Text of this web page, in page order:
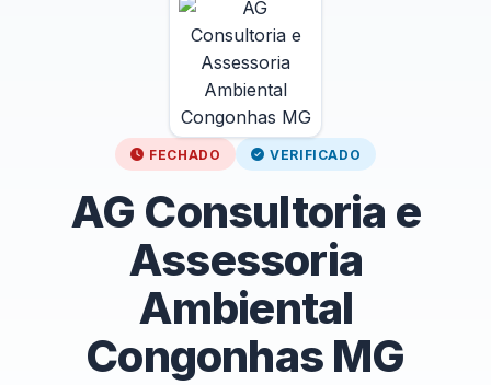
FECHADO VERIFICADO
AG Consultoria e
Assessoria
Ambiental
Congonhas MG